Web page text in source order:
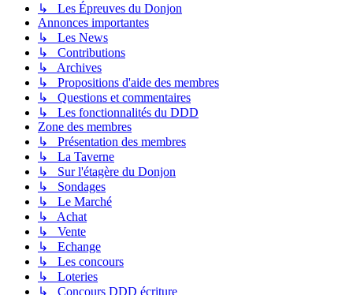
↳ Les Épreuves du Donjon
Annonces importantes
↳ Les News
↳ Contributions
↳ Archives
↳ Propositions d'aide des membres
↳ Questions et commentaires
↳ Les fonctionnalités du DDD
Zone des membres
↳ Présentation des membres
↳ La Taverne
↳ Sur l'étagère du Donjon
↳ Sondages
↳ Le Marché
↳ Achat
↳ Vente
↳ Echange
↳ Les concours
↳ Loteries
↳ Concours DDD écriture